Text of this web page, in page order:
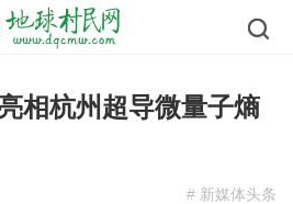
相杭州超导微量子熵
# 新媒体头条